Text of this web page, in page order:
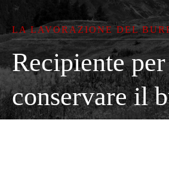
LA LAVORAZIONE DEL
Recipiente per
conservare il